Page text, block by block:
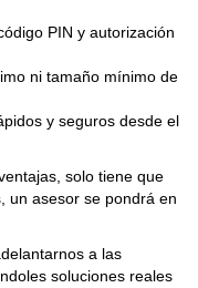
PIN y autorización
ni tamaño mínimo de
y seguros desde el
solo tiene que
un asesor se pondrá en
a las
soluciones reales